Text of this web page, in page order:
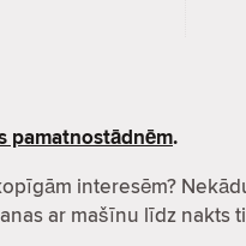
pamatnostādnēm.
interesēm?
ar mašīnu līdz nakts